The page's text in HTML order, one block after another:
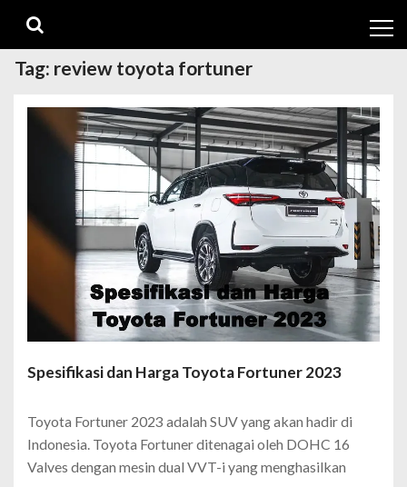
navigation
content
Tag: review toyota fortuner
Spesifikasi dan Harga Toyota Fortuner 2023
Toyota Fortuner 2023 adalah SUV yang akan hadir di
Indonesia. Toyota Fortuner ditenagai oleh DOHC 16
Valves dengan mesin dual VVT-i yang menghasilkan